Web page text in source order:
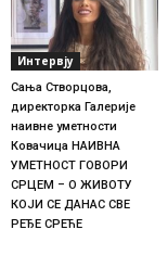
Интервју
Сања Створцова,
директорка Галерије
наивне уметности
Ковачица НАИВНА
УМЕТНОСТ ГОВОРИ
СРЦЕМ – О ЖИВОТУ
КОЈИ СЕ ДАНАС СВЕ
РЕЂЕ СРЕЋЕ